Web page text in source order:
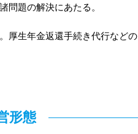
問題の解決にあたる。
厚生年金返還手続き代行などの
形態